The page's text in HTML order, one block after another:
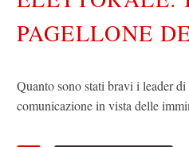
PAGELLONE
Quanto sono stati bravi i leader
comunicazione in vista delle